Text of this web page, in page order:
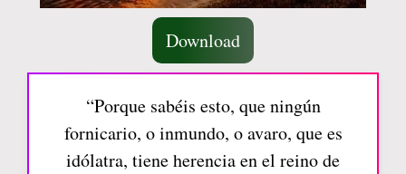
Download
“Porque sabéis esto, que ningún
fornicario, o inmundo, o avaro, que es
idólatra, tiene herencia en el reino de